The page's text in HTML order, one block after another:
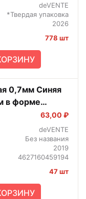
deVENTE
*Твердая упаковка
2026
778 шт
0,7мм Синяя
в форме
механизмом
63,00 ₽
deVENTE
Без названия
2019
4627160459194
47 шт